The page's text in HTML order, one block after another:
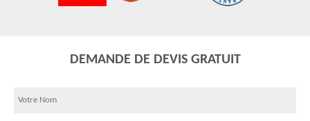
DEMANDE DE DEVIS GRATUIT